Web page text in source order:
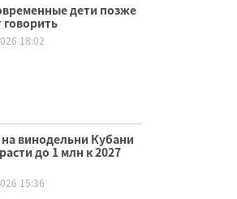
дети позже
18:02
винодельни Кубани
до 1 млн к 2027
15:36